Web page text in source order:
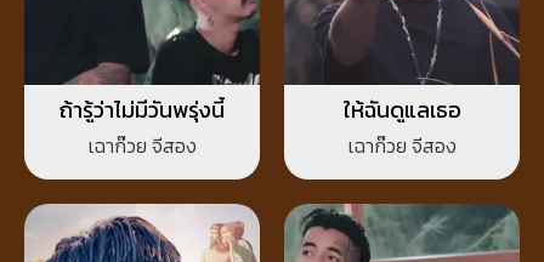
ถ้ารู้ว่าไม่มีวันพรุ่งนี้
เฉาก๊วย จีสอง
ให้ฉันดูแลเธอ
เฉาก๊วย จีสอง